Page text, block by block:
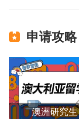
申请攻略
澳洲研究生